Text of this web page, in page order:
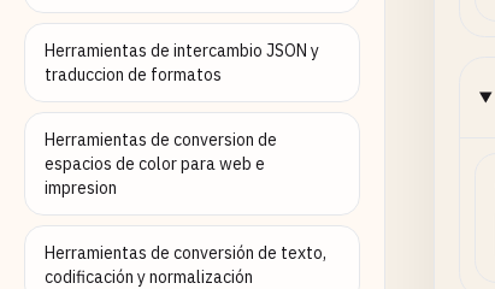
Herramientas de intercambio JSON y
traduccion de formatos
Herramientas de conversion de
espacios de color para web e
impresion
Herramientas de conversión de texto,
codificación y normalización